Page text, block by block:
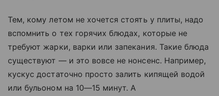
Тем, кому летом не хочется стоять у плиты, надо
вспомнить о тех горячих блюдах, которые не
требуют жарки, варки или запекания. Такие блюда
существуют — и это вовсе не нонсенс. Например,
кускус достаточно просто залить кипящей водой
или бульоном на 10—15 минут. А